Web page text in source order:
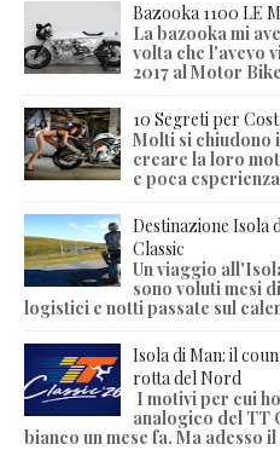
Bazooka 1100 LE
La bazooka mi
volta che l'avevo
2017 al Motor
10 Segreti per
Molti si chiudono
creare la loro
e poca
Destinazione Isola
Classic
Un viaggio
sono voluti mesi
logistici e notti passate sul
Isola di Man: il
rotta del Nord
I motivi per cui
analogico del TT
bianco un mese fa. Ma adesso